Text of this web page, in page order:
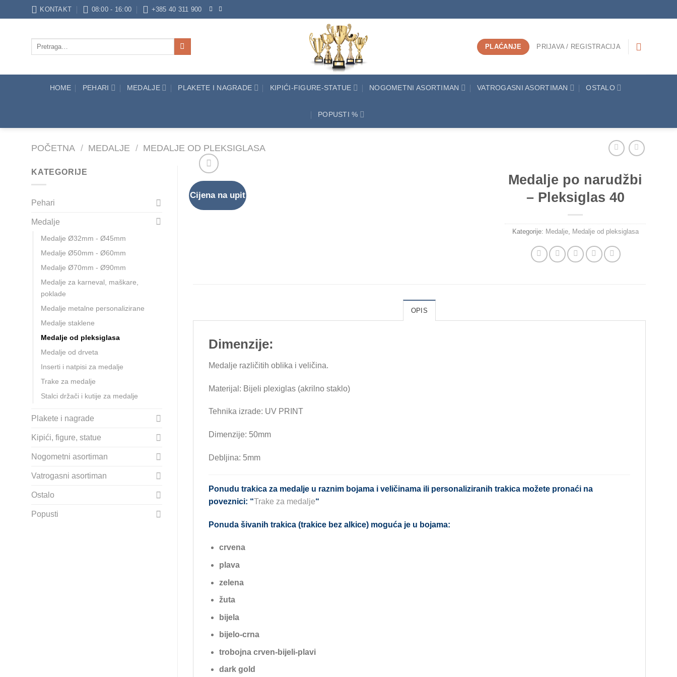
to
KONTAKT 08:00 - 16:00 +385 40 311 900
Pretraži:
PLAĆANJE PRIJAVA / REGISTRACIJA
HOME PEHARI MEDALJE PLAKETE I NAGRADE KIPIĆI-FIGURE-STATUE NOGOMETNI ASORTIMAN VATROGASNI ASORTIMAN OSTALO
POPUSTI %
POČETNA / MEDALJE / MEDALJE OD PLEKSIGLASA
KATEGORIJE
Pehari
Medalje
Medalje Ø32mm - Ø45mm
Medalje Ø50mm - Ø60mm
Medalje Ø70mm - Ø90mm
Medalje za karneval, maškare,
poklade
Medalje metalne personalizirane
Medalje staklene
Medalje od pleksiglasa
Medalje od drveta
Inserti i natpisi za medalje
Trake za medalje
Stalci držači i kutije za medalje
Plakete i nagrade
Kipići, figure, statue
Nogometni asortiman
Vatrogasni asortiman
Ostalo
Popusti
Cijena na upit
Medalje po narudžbi
– Pleksiglas 40
Kategorije: Medalje, Medalje od pleksiglasa
OPIS
Dimenzije:
Medalje različitih oblika i veličina.
Materijal: Bijeli plexiglas (akrilno staklo)
Tehnika izrade: UV PRINT
Dimenzije: 50mm
Debljina: 5mm
Ponudu trakica za medalje u raznim bojama i veličinama ili personaliziranih trakica možete pronaći na
poveznici: “Trake za medalje“
Ponuda šivanih trakica (trakice bez alkice) moguća je u bojama:
crvena
plava
zelena
žuta
bijela
bijelo-crna
trobojna crven-bijeli-plavi
dark gold